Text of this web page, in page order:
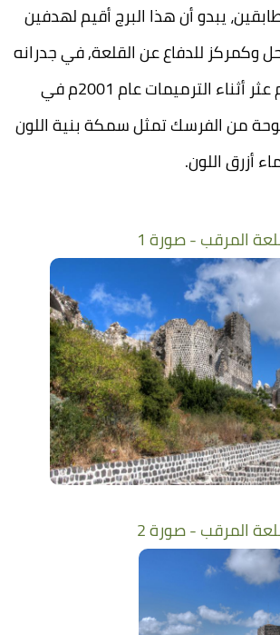
يبدو أن هذا البرج أقيم لهدفين
وكمركز للدفاع عن القلعة, في جدرانه
مرام للسهام عثر أثناء الترميمات عام 2001م في
من الفرسك تمثل سمكة بنية اللون
اللون.
المرقب - صورة 1
المرقب - صورة 2